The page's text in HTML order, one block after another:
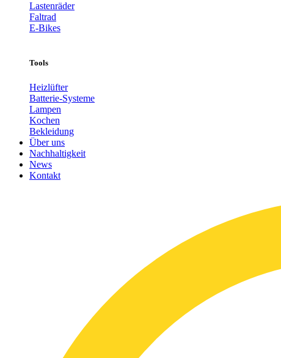
Lastenräder
Faltrad
E-Bikes
Tools
Heizlüfter
Batterie-Systeme
Lampen
Kochen
Bekleidung
Über uns
Nachhaltigkeit
News
Kontakt